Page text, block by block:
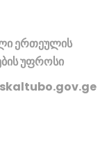
ერთეულის
უფროსი